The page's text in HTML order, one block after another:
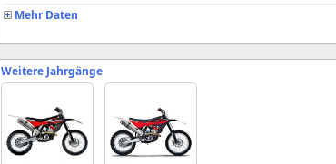
Mehr Daten
Weitere Jahrgänge